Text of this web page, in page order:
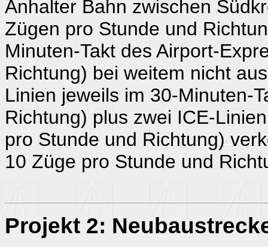
Anhalter Bahn zwischen
Zügen pro Stunde und
Minuten-Takt des Airport-
Richtung) bei weitem nicht
Linien jeweils im 30-Minuten-
Richtung) plus zwei ICE-
pro Stunde und Richtung)
10 Züge pro Stunde und
Projekt 2: